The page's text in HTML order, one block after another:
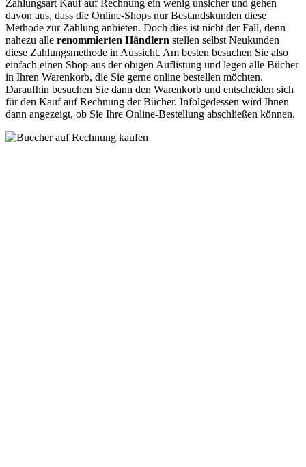
Zahlungsart Kauf auf Rechnung ein wenig unsicher und gehen
davon aus, dass die Online-Shops nur Bestandskunden diese
Methode zur Zahlung anbieten. Doch dies ist nicht der Fall, denn
nahezu alle renommierten Händlern stellen selbst Neukunden
diese Zahlungsmethode in Aussicht. Am besten besuchen Sie also
einfach einen Shop aus der obigen Auflistung und legen alle Bücher
in Ihren Warenkorb, die Sie gerne online bestellen möchten.
Daraufhin besuchen Sie dann den Warenkorb und entscheiden sich
für den Kauf auf Rechnung der Bücher. Infolgedessen wird Ihnen
dann angezeigt, ob Sie Ihre Online-Bestellung abschließen können.